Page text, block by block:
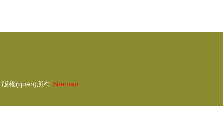
版權(quán)所有 Sitemap